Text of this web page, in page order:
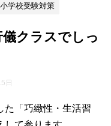
学校受験対策
クラスでしっ
日
た「巧緻性・生活習